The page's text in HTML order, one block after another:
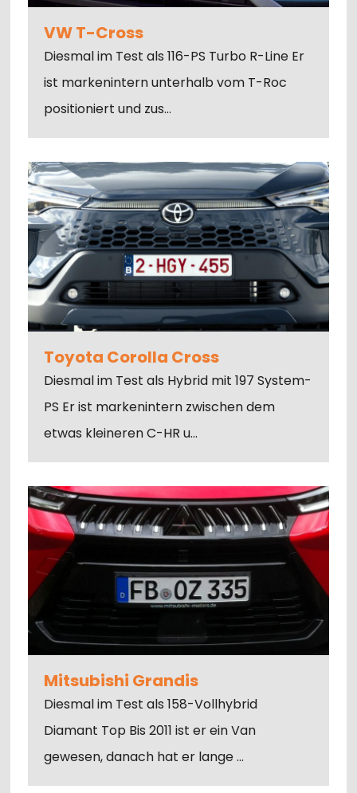
VW T-Cross
Diesmal im Test als 116-PS Turbo R-Line Er
ist markenintern unterhalb vom T-Roc
positioniert und zus…
Toyota Corolla Cross
Diesmal im Test als Hybrid mit 197 System-
PS Er ist markenintern zwischen dem
etwas kleineren C-HR u…
Mitsubishi Grandis
Diesmal im Test als 158-Vollhybrid
Diamant Top Bis 2011 ist er ein Van
gewesen, danach hat er lange …